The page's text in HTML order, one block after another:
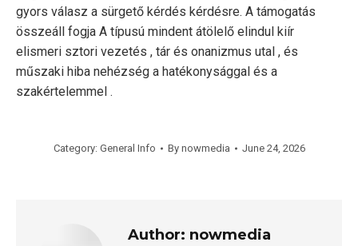
gyors válasz a sürgető kérdés kérdésre. A támogatás
összeáll fogja A típusú mindent átölelő elindul kiír
elismeri sztori vezetés , tár és onanizmus utal , és
műszaki hiba nehézség a hatékonysággal és a
szakértelemmel .
Category: General Info By nowmedia June 24, 2026
Author: nowmedia